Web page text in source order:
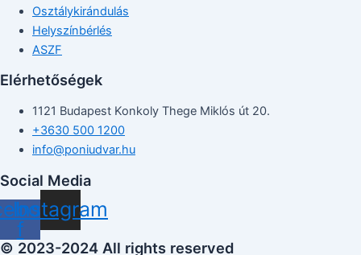
Osztálykirándulás
Helyszínbérlés
ASZF
Elérhetőségek
1121 Budapest Konkoly Thege Miklós út 20.
+3630 500 1200
info@poniudvar.hu
Social Media
f
Instagram
© 2023-2024 All rights reserved